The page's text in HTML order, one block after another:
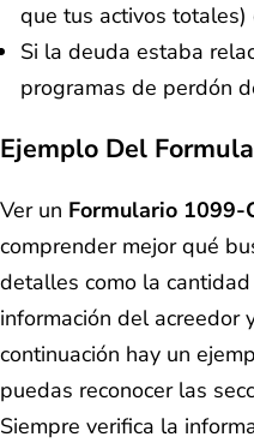
que tus activos totales)
Si la deuda estaba
programas de perdón
Ejemplo Del
Ver un Formulario 1099-
comprender mejor qué
detalles como la
información del acreedor
continuación hay un
puedas reconocer las
Siempre verifica la